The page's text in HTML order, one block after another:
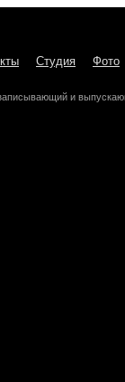
Студия Фото
и